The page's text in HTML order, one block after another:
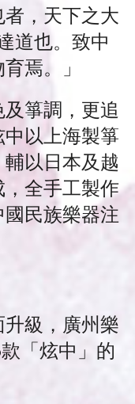
，天下之大
道也。致中
焉。」
箏調，更追
以上海製箏
以日本及越
全手工製作
民族樂器注
級，廣州樂
「炫中」的